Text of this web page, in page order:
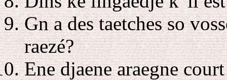
Gn a des taetches so
raezé?
Ene djaene araegne